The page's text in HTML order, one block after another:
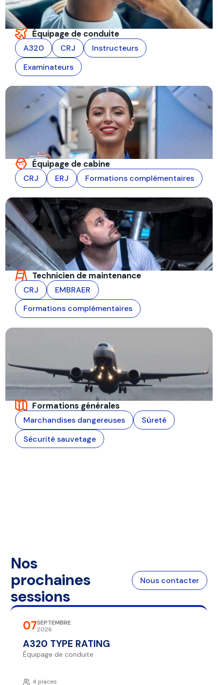
Équipage de conduite
A320 CRJ
Instructeurs
Examinateurs
Équipage de cabine
CRJ ERJ Formations complémentaires
Technicien de maintenance
CRJ
EMBRAER
Formations complémentaires
Formations générales
Marchandises dangereuses
Sûreté
Sécurité sauvetage
Nos
prochaines
sessions
Nous contacter
07SEPTEMBRE
2026
A320 TYPE RATING
Équipage de conduite
4 places